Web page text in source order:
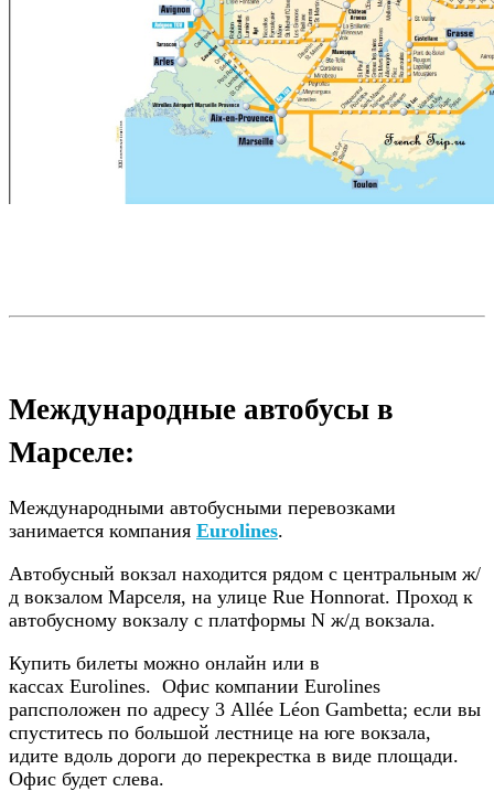
Международные автобусы в
Марселе:
Международными автобусными перевозками
занимается компания Eurolines.
Автобусный вокзал находится рядом с центральным ж/
д вокзалом Марселя, на улице Rue Honnorat. Проход к
автобусному вокзалу с платформы N ж/д вокзала.
Купить билеты можно онлайн или в
кассах Eurolines. Офис компании Eurolines
рапсположен по адресу 3 Allée Léon Gambetta; если вы
спуститесь по большой лестнице на юге вокзала,
идите вдоль дороги до перекрестка в виде площади.
Офис будет слева.